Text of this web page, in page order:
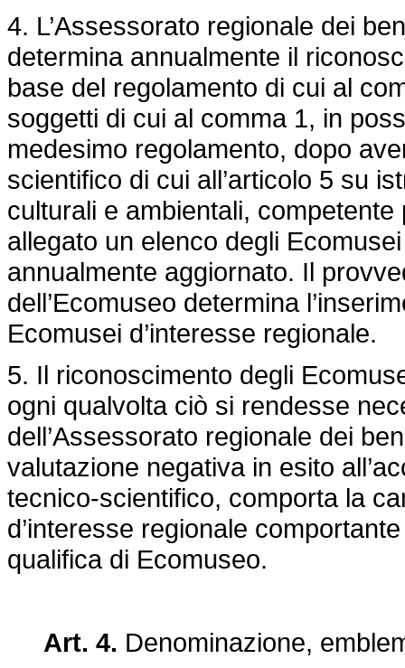
4. L’Assessorato regionale dei
determina annualmente il
base del regolamento di cui al
soggetti di cui al comma 1, in
medesimo regolamento, dopo
scientifico di cui all’articolo 5 su
culturali e ambientali,
allegato un elenco degli
annualmente aggiornato. Il
dell’Ecomuseo determina
Ecomusei d’interesse regionale.
5. Il riconoscimento degli
ogni qualvolta ciò si rendesse
dell’Assessorato regionale dei
valutazione negativa in esito
tecnico-scientifico, comporta la
d’interesse regionale
qualifica di Ecomuseo.
Art. 4. Denominazione,